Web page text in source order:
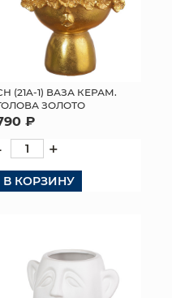
(21A-1) ВАЗА КЕРАМ.
ЗОЛОТО
₽
+
В КОРЗИНУ